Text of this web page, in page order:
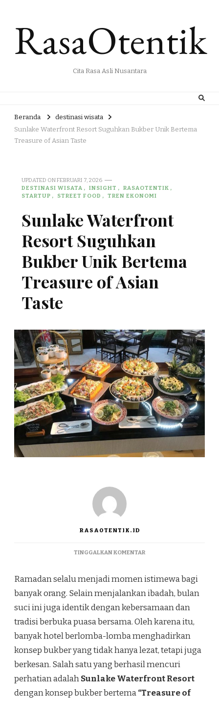
RasaOtentik
Cita Rasa Asli Nusantara
Beranda
destinasi wisata
Sunlake Waterfront Resort Suguhkan Bukber Unik Bertema
Treasure of Asian Taste
UPDATED ONFEBRUARI 7, 2026
DESTINASI WISATA
INSIGHT
RASAOTENTIK
STARTUP
STREET FOOD TREN EKONOMI
Sunlake Waterfront
Resort Suguhkan
Bukber Unik Bertema
Treasure of Asian
Taste
RASAOTENTIK.ID
TINGGALKAN KOMENTARPADA
RESORT
SUGUHKAN
BUKBER
UNIK
BERTEMA
TREASURE
OF
TASTE
Ramadan selalu menjadi momen istimewa bagi
banyak orang. Selain menjalankan ibadah, bulan
suci ini juga identik dengan kebersamaan dan
tradisi berbuka puasa bersama. Oleh karena itu,
banyak hotel berlomba-lomba menghadirkan
konsep bukber yang tidak hanya lezat, tetapi juga
berkesan. Salah satu yang berhasil mencuri
perhatian adalahSunlake Waterfront Resort
dengan konsep bukber bertema“Treasure of